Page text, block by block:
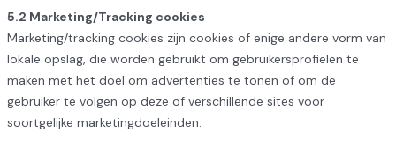
5.2 Marketing/Tracking cookies
Marketing/tracking cookies zijn cookies of enige andere vorm van
lokale opslag, die worden gebruikt om gebruikersprofielen te
maken met het doel om advertenties te tonen of om de
gebruiker te volgen op deze of verschillende sites voor
soortgelijke marketingdoeleinden.